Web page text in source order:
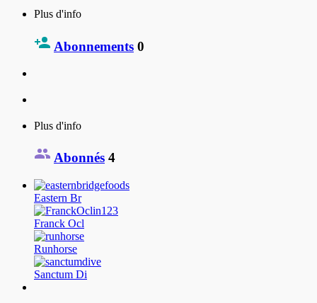
Plus d'info
Abonnements 0
Plus d'info
Abonnés 4
Eastern Br
Franck Ocl
Runhorse
Sanctum Di